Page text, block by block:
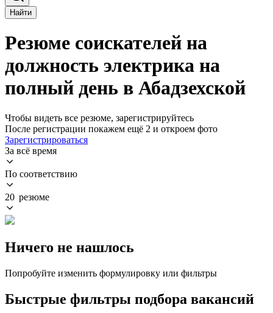
Найти
Резюме соискателей на
должность электрика на
полный день в Абадзехской
Чтобы видеть все резюме, зарегистрируйтесь
После регистрации покажем ещё 2 и откроем фото
Зарегистрироваться
За всё время
По соответствию
20 резюме
Ничего не нашлось
Попробуйте изменить формулировку или фильтры
Быстрые фильтры подбора вакансий